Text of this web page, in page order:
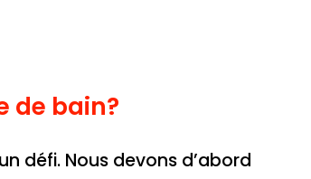
de bain?
défi. Nous devons d’abord